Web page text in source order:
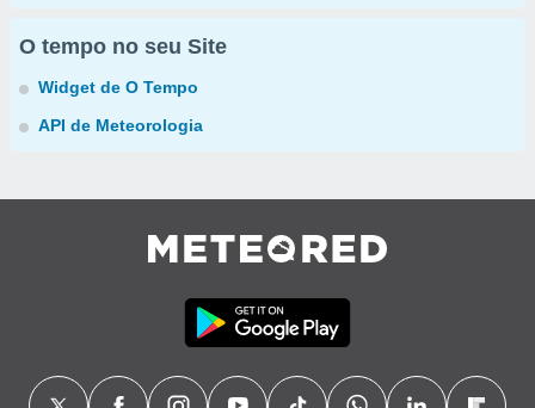
O tempo no seu Site
Widget de O Tempo
API de Meteorologia